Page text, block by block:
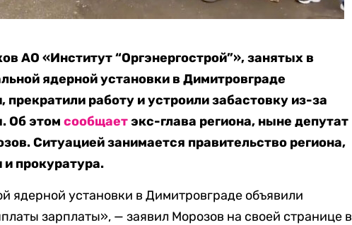
АО «Институт “Оргэнергострой”», занятых в
ядерной установки в Димитровграде
прекратили работу и устроили забастовку из-за
Об этомсообщаетэкс-глава региона, ныне депутат
Ситуацией занимается правительство региона,
прокуратура.
ядерной установки в Димитровграде объявили
зарплаты», — заявил Морозов на своей странице в